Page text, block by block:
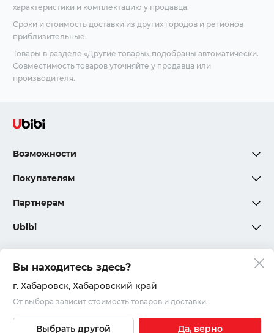
характеристики и комплектацию у продавца.
Сроки и стоимость доставки из других городов и регионов
приблизительные.
Товары в разделе «Другие товары» подобраны автоматически.
Совместимость товаров уточняйте у продавца или
производителя.
Возможности
Покупателям
Партнерам
Ubibi
Политика конфиденциальности
Соглашения и правила
© 2020 – 2026, ООО «Юкар»
Вы находитесь здесь?
г. Хабаровск, Хабаровский край
От выбора зависит стоимость товаров и доставки.
Выбрать другой Да, верно